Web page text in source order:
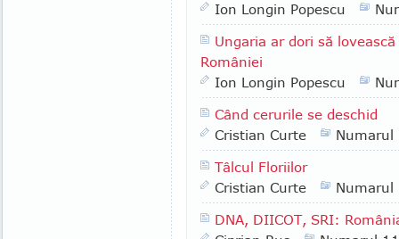
Ion Longin Popescu
Ungaria ar dori să
României
Ion Longin Popescu
Când cerurile se deschid
Cristian Curte
Numarul
Tâlcul Floriilor
Cristian Curte
Numarul
DNA, DIICOT, SRI: